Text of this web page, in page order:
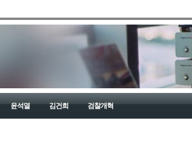
윤석열 김건희 검찰개혁